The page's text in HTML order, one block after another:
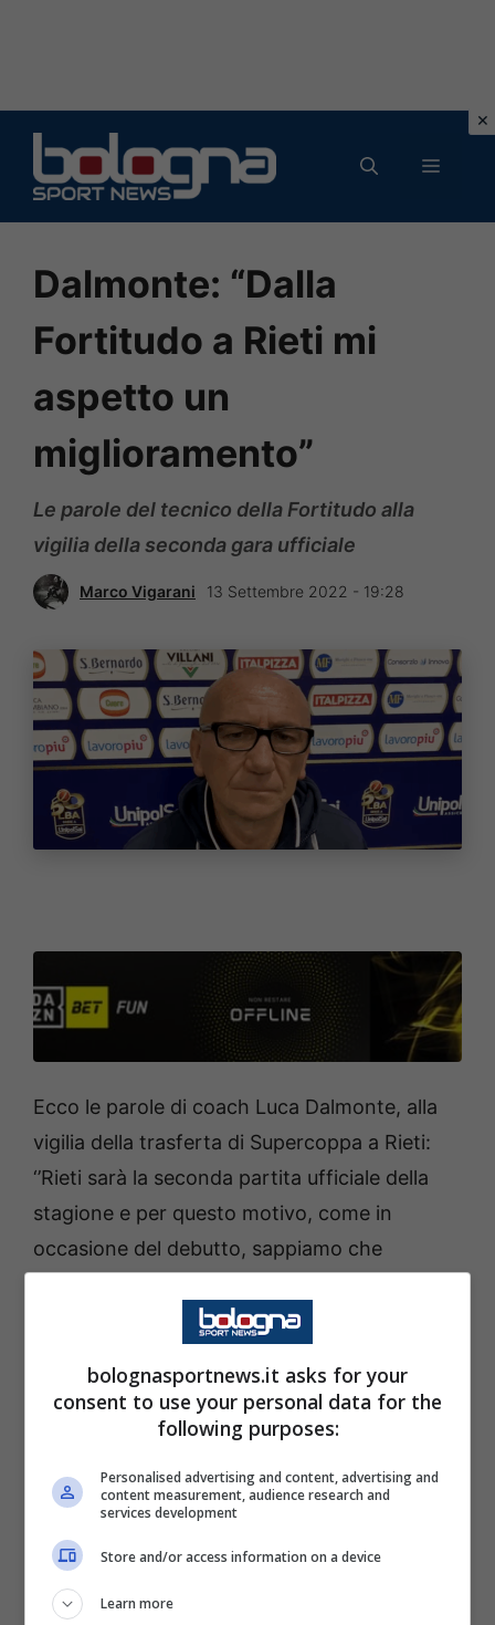
contenuto
MENU
Dalmonte: “Dalla
Fortitudo a Rieti mi
aspetto un
miglioramento”
Le parole del tecnico della Fortitudo alla
vigilia della seconda gara ufficiale
Marco Vigarani 13 Settembre 2022 - 19:28
Ecco le parole di coach Luca Dalmonte, alla
vigilia della trasferta di Supercoppa a Rieti:
‘’Rieti sarà la seconda partita ufficiale della
stagione e per questo motivo, come in
occasione del debutto, sappiamo che
di responsabilità e desiderio di far bene.
principale dovrà essere produrre un
miglioramento rispetto al primo match.
cose e sugli obiettivi che, quotidianamente,
preparazione al campionato. Massima
attenzione ai nostri avversari e alle loro
bolognasportnews.it asks for your
consent to use your personal data for the
following purposes:
Personalised advertising and content, advertising and
content measurement, audience research and
services development
Store and/or access information on a device
Learn more